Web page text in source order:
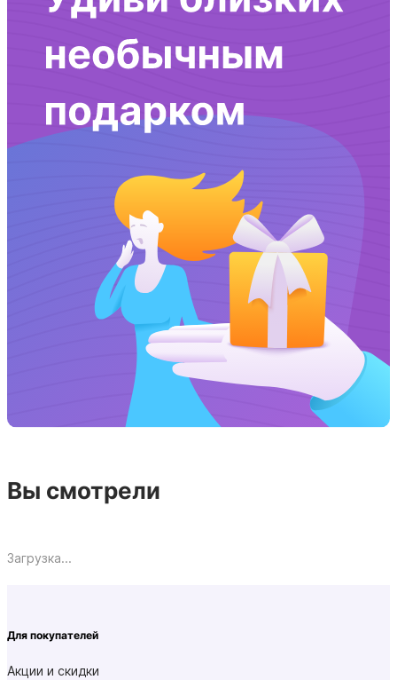
Вы смотрели
Загрузка...
Для покупателей
Акции и скидки